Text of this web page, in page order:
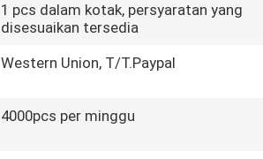
1 pcs dalam kotak, persyaratan yang
disesuaikan tersedia
Western Union, T/T.Paypal
4000pcs per minggu